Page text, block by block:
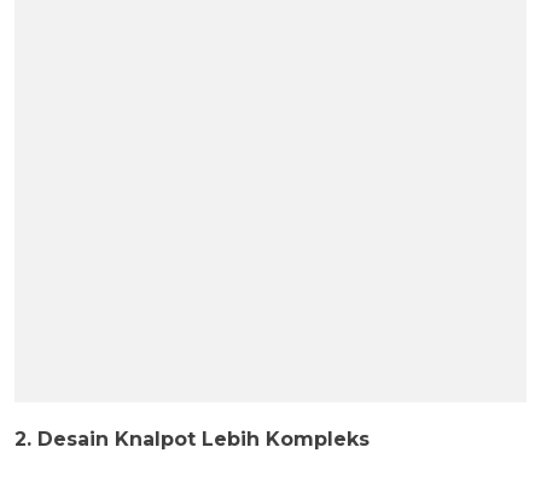
2. Desain Knalpot Lebih Kompleks